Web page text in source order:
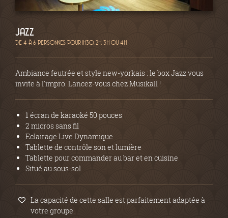
JAZZ
DE 4 À 6 PERSONNES POUR 1H30, 2H, 3H OU 4H
Ambiance feutrée et style new-yorkais : le box Jazz vous
invite à l'impro. Lancez-vous chez Musikall !
1 écran de karaoké 50 pouces
2 micros sans fil
Eclairage Live Dynamique
Tablette de contrôle son et lumière
Tablette pour commander au bar et en cuisine
Situé au sous-sol
La capacité de cette salle est parfaitement adaptée à
votre groupe.